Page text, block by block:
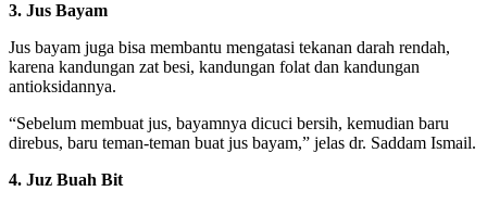
3. Jus Bayam
Jus bayam juga bisa membantu mengatasi tekanan darah rendah,
karena kandungan zat besi, kandungan folat dan kandungan
antioksidannya.
“Sebelum membuat jus, bayamnya dicuci bersih, kemudian baru
direbus, baru teman-teman buat jus bayam,” jelas dr. Saddam Ismail.
4. Juz Buah Bit